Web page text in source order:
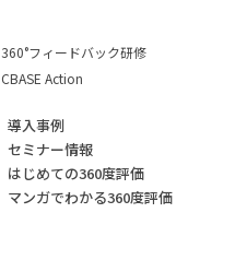
360°フィードバック研修
CBASE Action
導入事例
セミナー情報
はじめての360度評価
マンガでわかる360度評価